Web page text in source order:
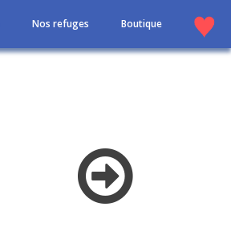
Nos refuges Boutique